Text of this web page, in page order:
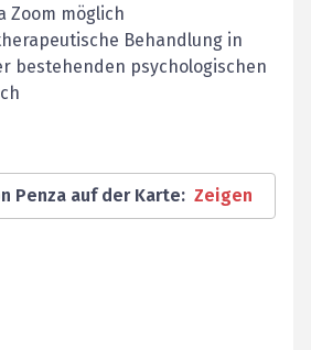
Zoom möglich
Behandlung in
bestehenden psychologischen
Penza auf der Karte: Zeigen